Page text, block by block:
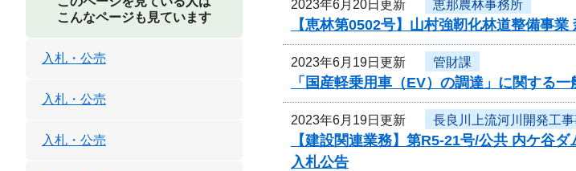
2023年6月20日更新 恵那農林事務所
【恵林第0502号】山村強靭化林道整備事
2023年6月19日更新 管財課
「国産軽乗用車（EV）の調達」に関する
2023年6月19日更新 長良川上流河川開発工
【建設関連業務】第R5-21号/公共 内ケ谷
入札公告
こんなページも見ています
入札・公売
入札・公売
入札・公売